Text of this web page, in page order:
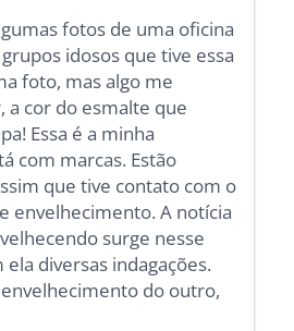
fotos de uma oficina
idosos que tive essa
foto, mas algo me
a cor do esmalte que
Essa é a minha
com marcas. Estão
que tive contato com o
envelhecimento. A notícia
surge nesse
diversas indagações.
do outro,